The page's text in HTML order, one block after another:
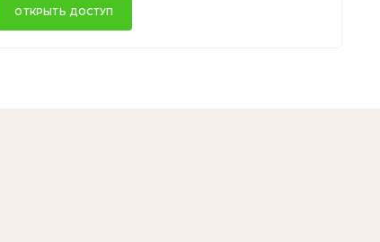
ОТКРЫТЬ ДОСТУП